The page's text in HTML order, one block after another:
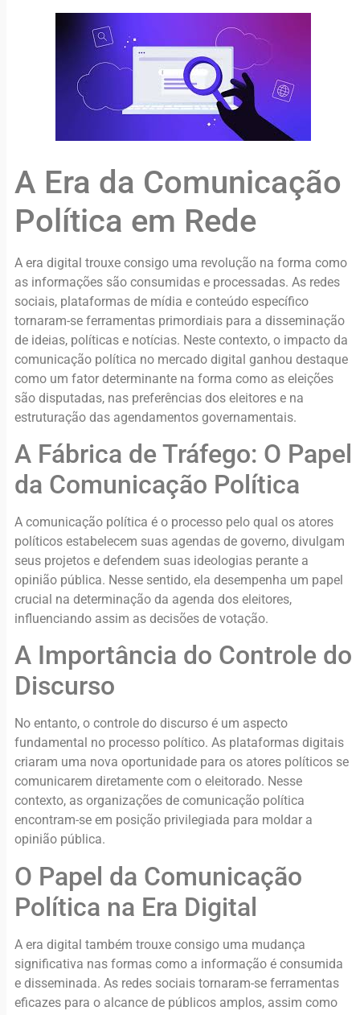
A Era da Comunicação
Política em Rede
A era digital trouxe consigo uma revolução na forma como
as informações são consumidas e processadas. As redes
sociais, plataformas de mídia e conteúdo específico
tornaram-se ferramentas primordiais para a disseminação
de ideias, políticas e notícias. Neste contexto, o impacto da
comunicação política no mercado digital ganhou destaque
como um fator determinante na forma como as eleições
são disputadas, nas preferências dos eleitores e na
estruturação das agendamentos governamentais.
A Fábrica de Tráfego: O Papel
da Comunicação Política
A comunicação política é o processo pelo qual os atores
políticos estabelecem suas agendas de governo, divulgam
seus projetos e defendem suas ideologias perante a
opinião pública. Nesse sentido, ela desempenha um papel
crucial na determinação da agenda dos eleitores,
influenciando assim as decisões de votação.
A Importância do Controle do
Discurso
No entanto, o controle do discurso é um aspecto
fundamental no processo político. As plataformas digitais
criaram uma nova oportunidade para os atores políticos se
comunicarem diretamente com o eleitorado. Nesse
contexto, as organizações de comunicação política
encontram-se em posição privilegiada para moldar a
opinião pública.
O Papel da Comunicação
Política na Era Digital
A era digital também trouxe consigo uma mudança
significativa nas formas como a informação é consumida
e disseminada. As redes sociais tornaram-se ferramentas
eficazes para o alcance de públicos amplos, assim como